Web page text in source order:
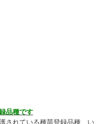
品種です
されている種苗登録品種、い